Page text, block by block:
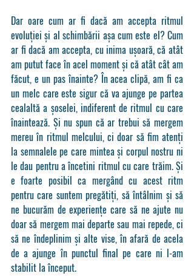
Dar oare cum ar fi dacă am accepta ritmul
evoluției și al schimbării așa cum este el? Cum
ar fi dacă am accepta, cu inima ușoară, că atât
am putut face în acel moment și că atât cât am
făcut, e un pas înainte? În acea clipă, am fi ca
un melc care este sigur că va ajunge pe partea
cealaltă a șoselei, indiferent de ritmul cu care
înaintează. Și nu spun că ar trebui să mergem
mereu în ritmul melcului, ci doar să fim atenți
la semnalele pe care mintea și corpul nostru ni
le dau pentru a încetini ritmul cu care trăim. Și
e foarte posibil ca mergând cu acest ritm
pentru care suntem pregătiți, să întâlnim și să
ne bucurăm de experiențe care să ne ajute nu
doar să mergem mai departe sau mai repede, ci
să ne îndeplinim și alte vise, în afară de acela
de a ajunge în punctul final pe care ni l-am
stabilit la început.